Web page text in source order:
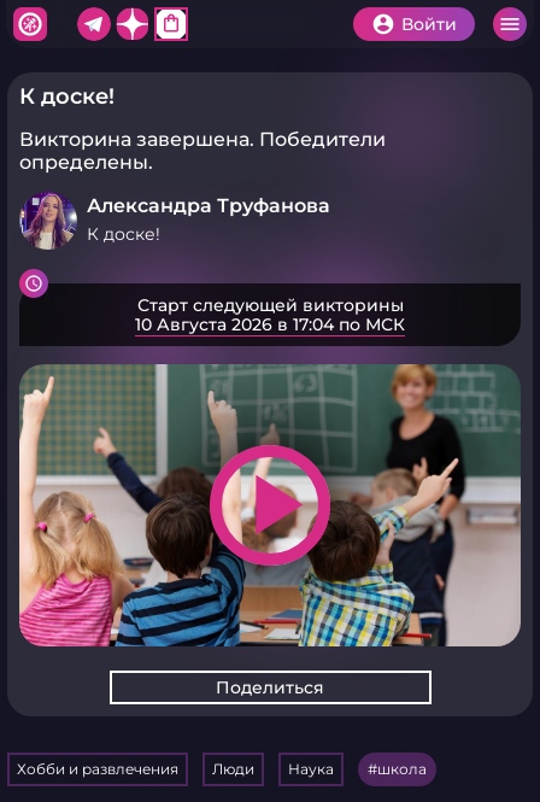
shopping_bag Войти
К доске!
Викторина завершена. Победители
определены.
Александра Труфанова
К доске!
Старт следующей викторины
10 Августа 2026 в 17:04 по МСК
play_arrow
Поделиться
Хобби и развлечения Люди Наука школа